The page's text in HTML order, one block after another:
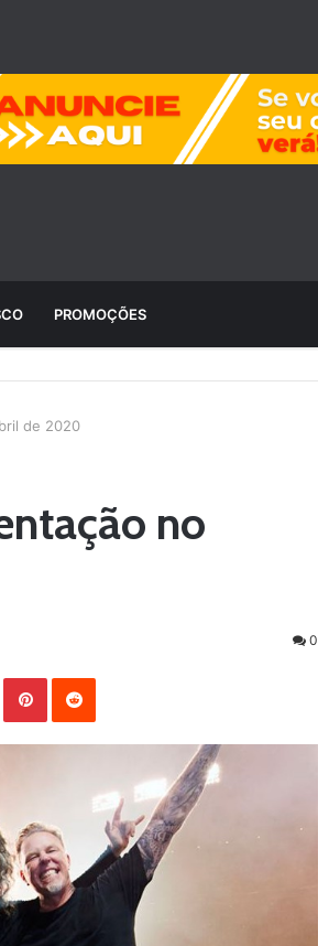
PROMOÇÕES
de 2020
no
0
Tumblr Pinterest